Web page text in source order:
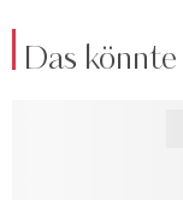
Das